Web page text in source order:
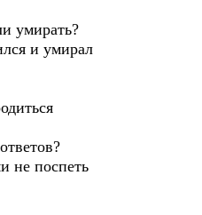
умирать?
и умирал
не поспеть